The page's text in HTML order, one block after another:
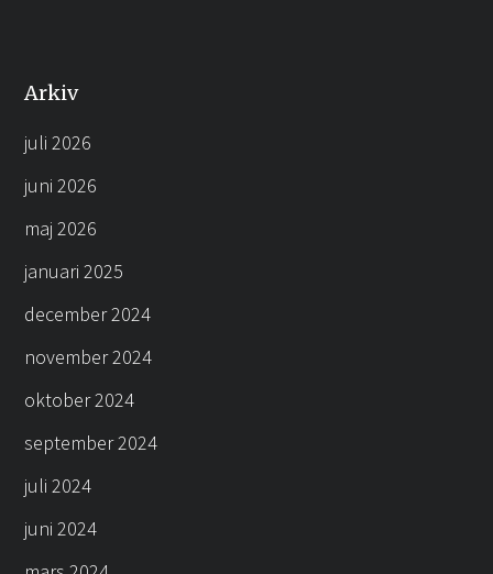
Arkiv
juli 2026
juni 2026
maj 2026
januari 2025
december 2024
november 2024
oktober 2024
september 2024
juli 2024
juni 2024